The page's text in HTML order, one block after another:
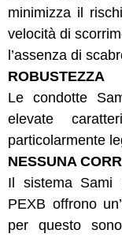
minimizza il
velocità di
l’assenza di
ROBUSTEZZA
Le condotte
elevate
particolarmente
NESSUNA
Il sistema Sami
PEXB offrono
per questo